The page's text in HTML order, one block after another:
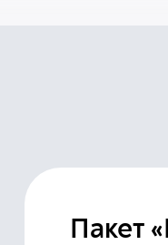
Пакет